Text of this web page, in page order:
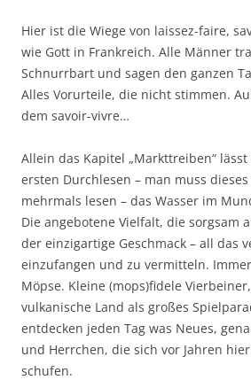
Hier ist die Wiege von laissez-faire,
wie Gott in Frankreich. Alle Männer
Schnurrbart und sagen den ganzen
Alles Vorurteile, die nicht stimmen.
dem savoir-vivre…
Allein das Kapitel „Markttreiben“
ersten Durchlesen – man muss
mehrmals lesen – das Wasser im
Die angebotene Vielfalt, die sorgsam
der einzigartige Geschmack – all das
einzufangen und zu vermitteln.
Möpse. Kleine (mops)fidele
vulkanische Land als großes
entdecken jeden Tag was Neues,
und Herrchen, die sich vor Jahren
schufen.